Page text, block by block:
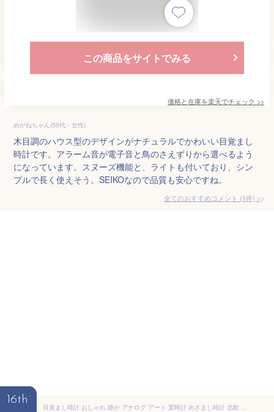
この商品をサイトでみる
価格と在庫を楽天でチェック >>
めがねちゃん(50代・女性)
木目調のハウス型のデザインがナチュラルでかわいい目覚まし
時計です。アラーム音が電子音と鳥のさえずりから選べるよう
になっています。スヌーズ機能と、ライトも付いており、シン
プルで長く使えそう。SEIKOなので品質も安心ですね。
全てのおすすめコメント (1件) >
16th
目覚まし時計 おしゃれ 静か アナログ アート 置時計 めざまし時計 北欧 ナチュラル 可愛い かわいい スヌーズ 作家 レオ・レオニ エリック・カール はらぺこあおむし フレデリック ネズミ Leo Lionni Eric Carle 丸い 静音 オシャレ シンプル 1年間保証 プレゼント ギフト